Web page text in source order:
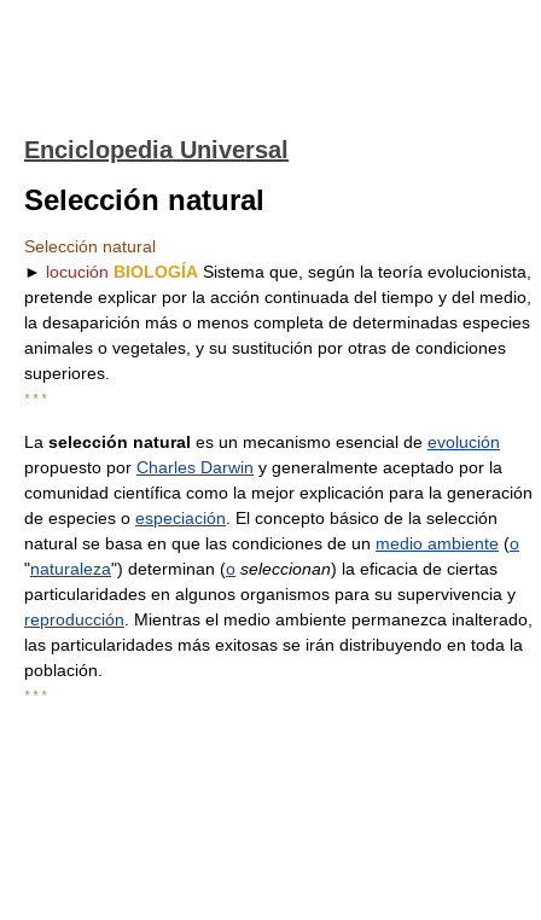
Enciclopedia Universal
Selección natural
Selección natural
► locución BIOLOGÍA Sistema que, según la teoría evolucionista,
pretende explicar por la acción continuada del tiempo y del medio,
la desaparición más o menos completa de determinadas especies
animales o vegetales, y su sustitución por otras de condiciones
superiores.
* * *
La selección natural es un mecanismo esencial de evolución
propuesto por Charles Darwin y generalmente aceptado por la
comunidad científica como la mejor explicación para la generación
de especies o especiación . El concepto básico de la selección
natural se basa en que las condiciones de un medio ambiente (o
"naturaleza") determinan (o seleccionan) la eficacia de ciertas
particularidades en algunos organismos para su supervivencia y
reproducción . Mientras el medio ambiente permanezca inalterado,
las particularidades más exitosas se irán distribuyendo en toda la
población.
* * *